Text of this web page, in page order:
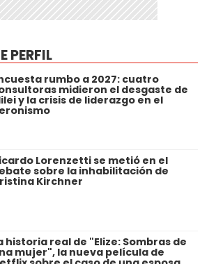
PERFIL
rumbo a 2027: cuatro
midieron el desgaste de
y la crisis de liderazgo en el
Lorenzetti se metió en el
sobre la inhabilitación de
Kirchner
historia real de "Elize: Sombras de
mujer", la nueva película de